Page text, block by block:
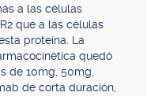
a las células
que a las células
proteína. La
quedó
de 10mg, 50mg,
de corta duración,